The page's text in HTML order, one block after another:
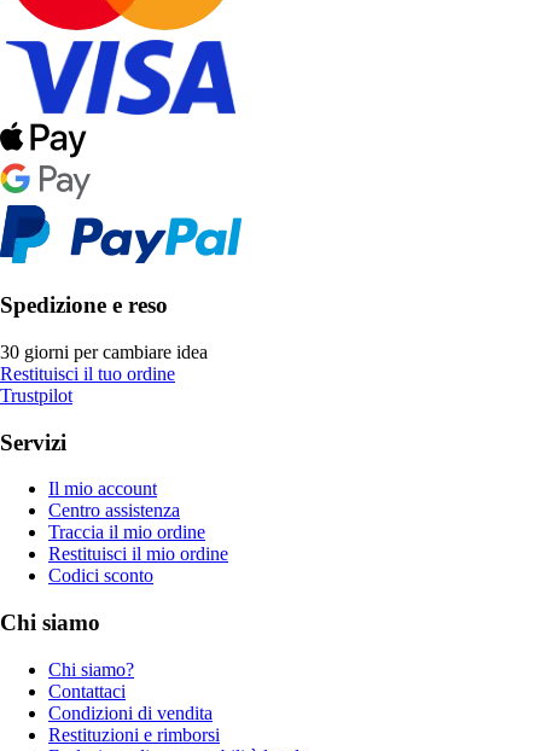
Spedizione e reso
30 giorni per cambiare idea
Restituisci il tuo ordine
Trustpilot
Servizi
Il mio account
Centro assistenza
Traccia il mio ordine
Restituisci il mio ordine
Codici sconto
Chi siamo
Chi siamo?
Contattaci
Condizioni di vendita
Restituzioni e rimborsi